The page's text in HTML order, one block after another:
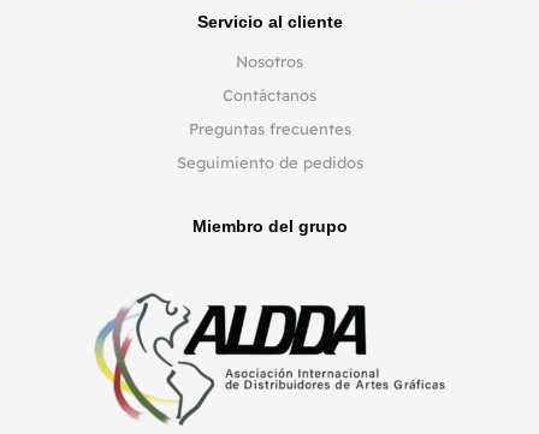
Servicio al cliente
Nosotros
Contáctanos
Preguntas frecuentes
Seguimiento de pedidos
Miembro del grupo